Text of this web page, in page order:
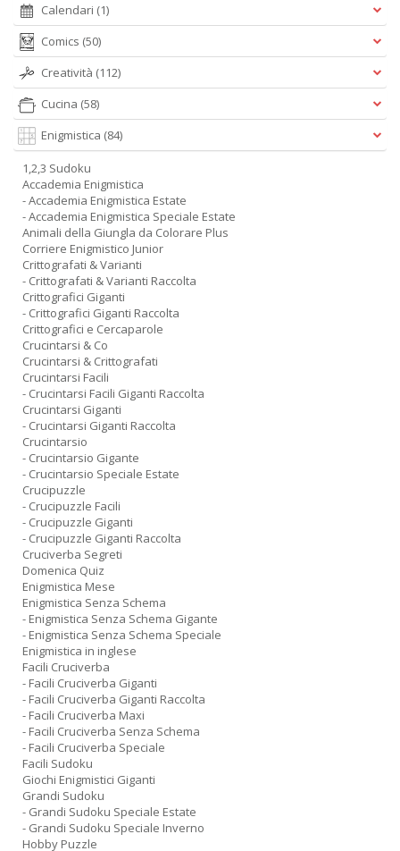
Calendari (1)
Comics (50)
Creatività (112)
Cucina (58)
Enigmistica (84)
1,2,3 Sudoku
Accademia Enigmistica
- Accademia Enigmistica Estate
- Accademia Enigmistica Speciale Estate
Animali della Giungla da Colorare Plus
Corriere Enigmistico Junior
Crittografati & Varianti
- Crittografati & Varianti Raccolta
Crittografici Giganti
- Crittografici Giganti Raccolta
Crittografici e Cercaparole
Crucintarsi & Co
Crucintarsi & Crittografati
Crucintarsi Facili
- Crucintarsi Facili Giganti Raccolta
Crucintarsi Giganti
- Crucintarsi Giganti Raccolta
Crucintarsio
- Crucintarsio Gigante
- Crucintarsio Speciale Estate
Crucipuzzle
- Crucipuzzle Facili
- Crucipuzzle Giganti
- Crucipuzzle Giganti Raccolta
Cruciverba Segreti
Domenica Quiz
Enigmistica Mese
Enigmistica Senza Schema
- Enigmistica Senza Schema Gigante
- Enigmistica Senza Schema Speciale
Enigmistica in inglese
Facili Cruciverba
- Facili Cruciverba Giganti
- Facili Cruciverba Giganti Raccolta
- Facili Cruciverba Maxi
- Facili Cruciverba Senza Schema
- Facili Cruciverba Speciale
Facili Sudoku
Giochi Enigmistici Giganti
Grandi Sudoku
- Grandi Sudoku Speciale Estate
- Grandi Sudoku Speciale Inverno
Hobby Puzzle